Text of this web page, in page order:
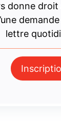
donne droit
lettre